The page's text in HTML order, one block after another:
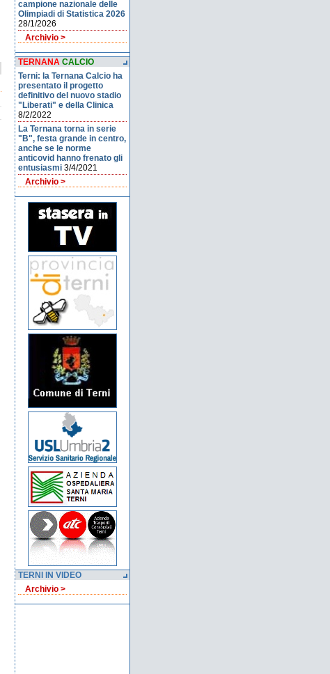
campione nazionale delle
Olimpiadi di Statistica 2026
28/1/2026
Archivio >
TERNANA CALCIO
Terni: la Ternana Calcio ha
presentato il progetto
definitivo del nuovo stadio
"Liberati" e della Clinica
8/2/2022
La Ternana torna in serie
"B", festa grande in centro,
anche se le norme
anticovid hanno frenato gli
entusiasmi 3/4/2021
Archivio >
TERNI IN VIDEO
Archivio >